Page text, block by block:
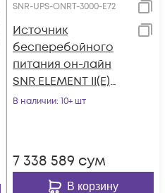
SNR-UPS-ONRT-3000-E72
Источник
бесперебойного
питания он-лайн
SNR ELEMENT II(E)
3000ВА/2700Вт, 1ф:1ф
В наличии: 10+ шт
7 338 589 сум
В корзину